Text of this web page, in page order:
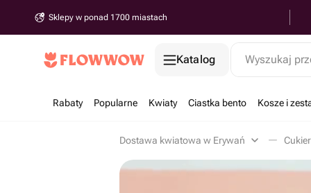
Sklepy w ponad 1700 miastach
Katalog Wyszukaj
Rabaty Popularne Kwiaty Ciastka bento Kosze i
Dostawa kwiatowa w Erywań